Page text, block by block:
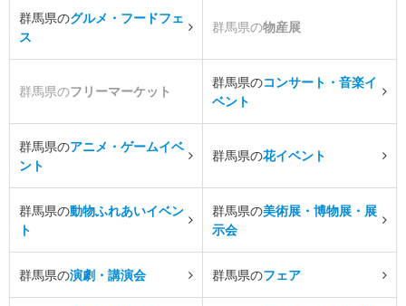
群馬県のグルメ・フードフェ
ス
群馬県の物産展
群馬県のフリーマーケット
群馬県のコンサート・音楽イ
ベント
群馬県のアニメ・ゲームイベ
ント
群馬県の花イベント
群馬県の動物ふれあいイベン
ト
群馬県の美術展・博物展・展
示会
群馬県の演劇・講演会 群馬県のフェア